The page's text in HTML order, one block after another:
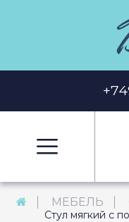
МЕБЕЛЬ
Стул мягкий с